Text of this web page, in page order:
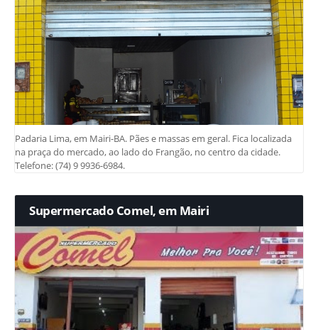
Padaria Lima, em Mairi-BA. Pães e massas em geral. Fica localizada
na praça do mercado, ao lado do Frangão, no centro da cidade.
Telefone: (74) 9 9936-6984.
Supermercado Comel, em Mairi